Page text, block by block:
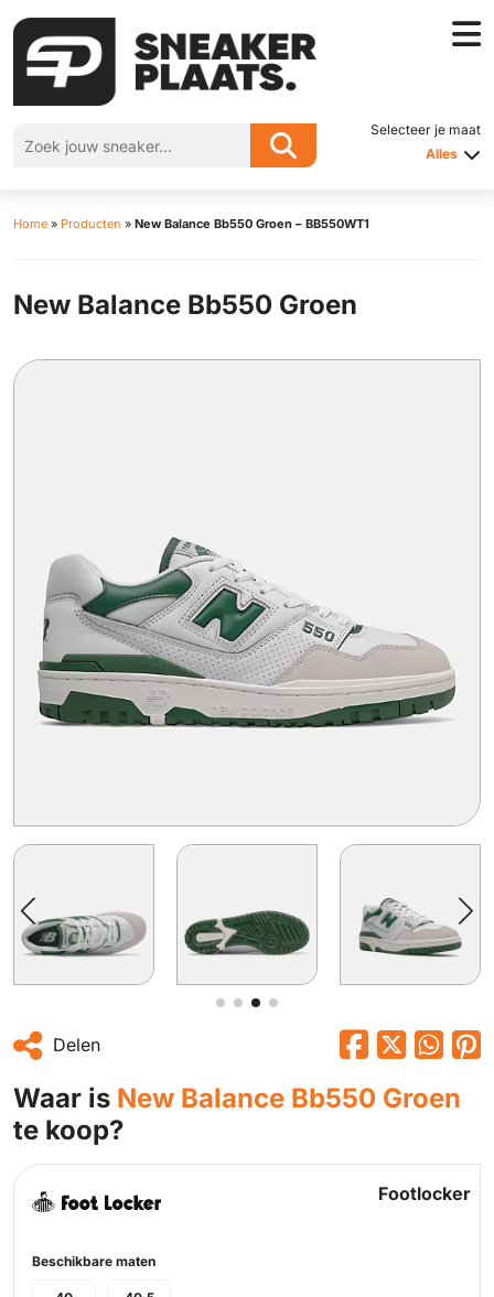
Selecteer je maat
Alles
Home » Producten » New Balance Bb550 Groen – BB550WT1
New Balance Bb550 Groen
Delen
Waar is New Balance Bb550 Groen
te koop?
Footlocker
Beschikbare maten